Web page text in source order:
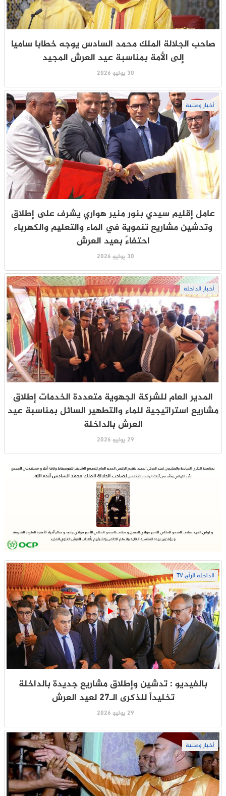
صاحب الجلالة الملك محمد السادس يوجه خطابا ساميا
إلى الأمة بمناسبة عيد العرش المجيد
30 يوليو 2026
أخبار وطنية
عامل إقليم سيدي بنور منير هواري يشرف على إطلاق
وتدشين مشاريع تنموية في الماء والتعليم والكهرباء
احتفاءً بعيد العرش
30 يوليو 2026
أخبار الداخلة
المدير العام للشركة الجهوية متعددة الخدمات إطلاق
مشاريع استراتيجية للماء والتطهير السائل بمناسبة عيد
العرش بالداخلة
29 يوليو 2026
الداخلة الرأي TV
بالفيديو : تدشين وإطلاق مشاريع جديدة بالداخلة
تخليداً للذكرى الـ27 لعيد العرش
29 يوليو 2026
أخبار وطنية